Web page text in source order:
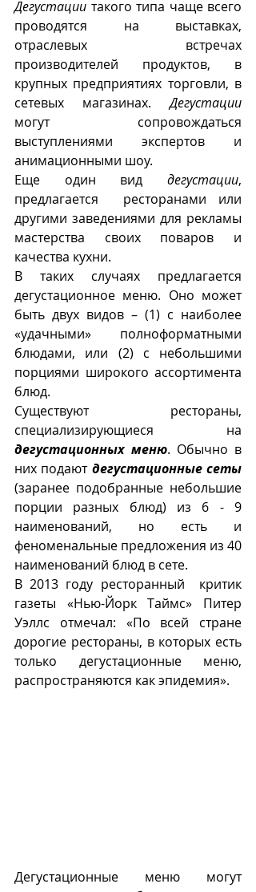
Дегустации такого типа чаще всего
проводятся на выставках,
отраслевых встречах
производителей продуктов, в
крупных предприятиях торговли, в
сетевых магазинах. Дегустации
могут сопровождаться
выступлениями экспертов и
анимационными шоу.
Еще один вид дегустации,
предлагается  ресторанами или
другими заведениями для рекламы
мастерства своих поваров и
качества кухни.
В таких случаях предлагается
дегустационное меню. Оно может
быть двух видов – (1) с наиболее
«удачными» полноформатными
блюдами, или (2) с небольшими
порциями широкого ассортимента
блюд.
Существуют рестораны,
дегустационных меню. Обычно в
них подают дегустационные сеты
(заранее подобранные небольшие
порции разных блюд) из 6 - 9
наименований, но есть и
феноменальные предложения из 40
наименований блюд в сете.
В 2013 году ресторанный  критик
газеты «Нью-Йорк Таймс» Питер
Уэллс отмечал: «По всей стране
дорогие рестораны, в которых есть
только дегустационные меню,
распространяются как эпидемия».
Дегустационные меню могут